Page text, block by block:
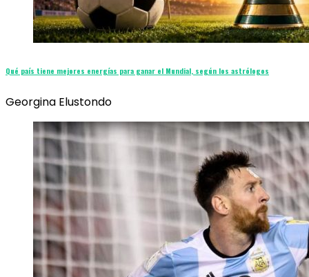
Qué país tiene mejores energías para ganar el Mundial, según los astrólogos
Georgina Elustondo